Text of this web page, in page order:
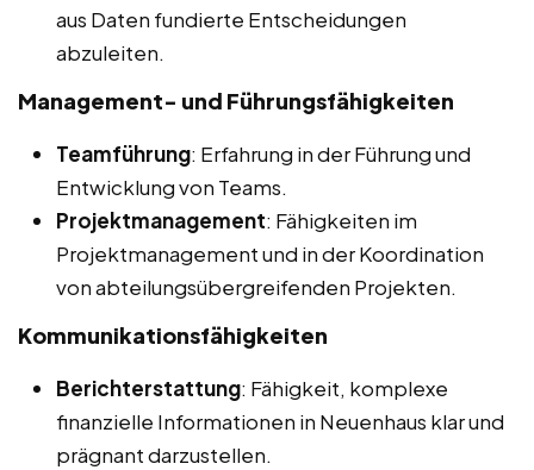
aus Daten fundierte Entscheidungen
abzuleiten.
Management- und Führungsfähigkeiten
Teamführung: Erfahrung in der Führung und
Entwicklung von Teams.
Projektmanagement: Fähigkeiten im
Projektmanagement und in der Koordination
von abteilungsübergreifenden Projekten.
Kommunikationsfähigkeiten
Berichterstattung: Fähigkeit, komplexe
finanzielle Informationen in Neuenhaus klar und
prägnant darzustellen.